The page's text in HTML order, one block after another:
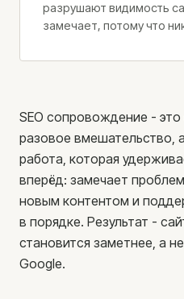
разрушают видимость
замечает, потому что
SEO сопровождение -
разовое вмешательство,
работа, которая
вперёд: замечает
новым контентом и
в порядке. Результат -
становится заметнее, а
Google.